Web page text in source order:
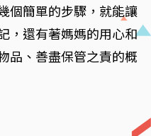
個簡單的步驟，就能讓
，還有著媽媽的用心和
品、善盡保管之責的概